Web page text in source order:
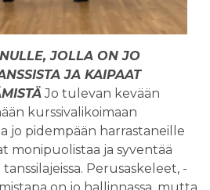
JOLLA ON JO
JA KAIPAAT
Jo tulevan kevään
kurssivalikoimaan
jo pidempään harrastaneille
monipuolistaa ja syventää
Perusaskeleet, -